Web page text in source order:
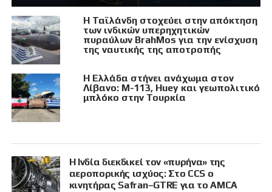
Η Ταϊλάνδη στοχεύει στην απόκτηση
των ινδικών υπερηχητικών
πυραύλων BrahMos για την ενίσχυση
της ναυτικής της αποτροπής
Η Ελλάδα στήνει ανάχωμα στον
Λίβανο: M-113, Huey και γεωπολιτικό
μπλόκο στην Τουρκία
Η Ινδία διεκδικεί τον «πυρήνα» της
αεροπορικής ισχύος: Στο CCS ο
κινητήρας Safran–GTRE για το AMCA